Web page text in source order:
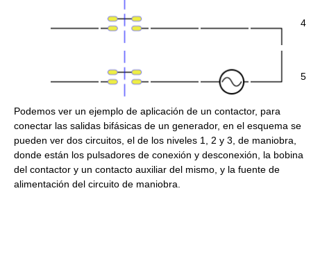
4
5
Podemos ver un ejemplo de aplicación de un contactor, para
conectar las salidas bifásicas de un generador, en el esquema se
pueden ver dos circuitos, el de los niveles 1, 2 y 3, de maniobra,
donde están los pulsadores de conexión y desconexión, la bobina
del contactor y un contacto auxiliar del mismo, y la fuente de
alimentación del circuito de maniobra.